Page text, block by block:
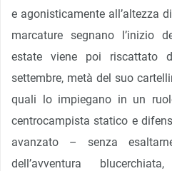
e agonisticamente all’altezza
marcature segnano l’inizio
estate viene poi riscattato
settembre, metà del suo
quali lo impiegano in un
centrocampista statico e
avanzato – senza
dell’avventura